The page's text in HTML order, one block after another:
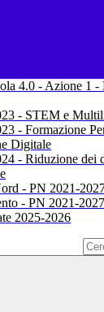
4.0 - Azione 1 -
- STEM e
- Formazione
Digitale
- Riduzione dei
- PN 2021-
- PN 2021-2027
2025-2026